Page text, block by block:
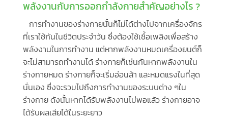
พลังงานกับการออกกำลังกายสำคัญอย่างไร ?
การทำงานของร่างกายนั้นก็ไม่ได้ต่างไปจากเครื่องจักร
ที่เราใช้กันในชีวิตประจำวัน ซึ่งต้องใช้เชื้อเพลิงเพื่อสร้าง
พลังงานในการทำงาน แต่หากพลังงานหมดเครื่องยนต์ก็
จะไม่สามารถทำงานได้ ร่างกายก็เช่นกันหากพลังงานใน
ร่างกายหมด ร่างกายก็จะเริ่มอ่อนล้า และหมดแรงในที่สุด
นั่นเอง ซึ่งจะรวมไปถึงการทำงานของระบบต่าง ๆใน
ร่างกาย ดังนั้นหากได้รับพลังงานไม่พอแล้ว ร่างกายอาจ
ได้รับผลเสียได้ในระยะยาว